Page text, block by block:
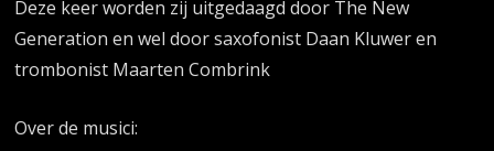
Deze keer worden zij uitgedaagd door The New
Generation en wel door saxofonist Daan Kluwer en
trombonist Maarten Combrink
Over de musici: